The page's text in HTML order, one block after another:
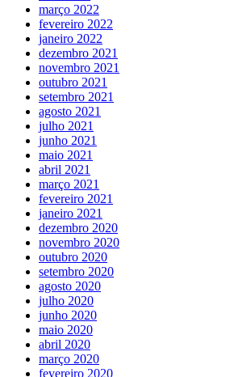
março 2022
fevereiro 2022
janeiro 2022
dezembro 2021
novembro 2021
outubro 2021
setembro 2021
agosto 2021
julho 2021
junho 2021
maio 2021
abril 2021
março 2021
fevereiro 2021
janeiro 2021
dezembro 2020
novembro 2020
outubro 2020
setembro 2020
agosto 2020
julho 2020
junho 2020
maio 2020
abril 2020
março 2020
fevereiro 2020